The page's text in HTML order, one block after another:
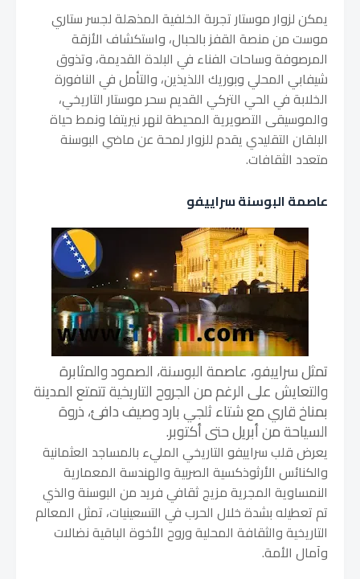
يمكن لزوار موستار تجربة الخلفية المذهلة لجسر ستاري
موست من منصة القفز بالحبال، واستكشاف الأزقة
المرصوفة وساحات الفناء في البلدة القديمة، وتذوق
شيفابي المحلي وبوريك اللذيذين، والتأمل في النافورة
الخلابة في الحي التركي القديم سحر موستار التاريخي،
والموسيقى التصويرية المحيطة لنهر نيريتفا ونمط حياة
البلقان التقليدي يقدم للزوار لمحة عن ماضي البوسنة
متعدد الثقافات.
عاصمة البوسنة سراييفو
تمثل سراييفو، عاصمة البوسنة، الصمود والمثابرة
والتعايش على الرغم من الجروح التاريخية تتمتع المدينة
بمناخ قاري مع شتاء ثلجي بارد وصيف دافئ، ذروة
السياحة من أبريل حتى أكتوبر.
يعرض قلب سراييفو التاريخي المليء بالمساجد العثمانية
والكنائس الأرثوذكسية الصربية والهندسة المعمارية
النمساوية المجرية مزيج ثقافي فريد من البوسنة والذي
تم تعطيله بشدة خلال الحرب في التسعينيات، تمثل المعالم
التاريخية والثقافة المحلية وروح الأخوة الباقية نضالات
وآمال الأمة.